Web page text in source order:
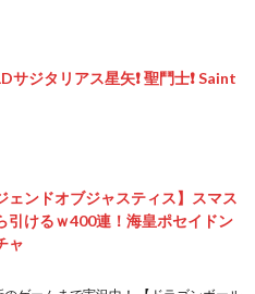
サジタリアス星矢❗️ 聖鬥士❗️ Saint
ェンドオブジャスティス】スマス
引けるｗ400連！海皇ポセイドン
ャ